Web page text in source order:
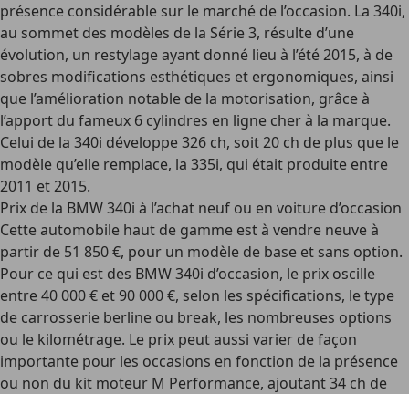
présence considérable sur le marché de l’occasion. La 340i,
au sommet des modèles de la Série 3, résulte d’une
évolution, un restylage ayant donné lieu à l’été 2015, à de
sobres modifications esthétiques et ergonomiques, ainsi
que l’amélioration notable de la motorisation, grâce à
l’apport du fameux 6 cylindres en ligne cher à la marque.
Celui de la 340i développe 326 ch, soit 20 ch de plus que le
modèle qu’elle remplace, la 335i, qui était produite entre
2011 et 2015.
Prix de la BMW 340i à l’achat neuf ou en voiture d’occasion
Cette automobile haut de gamme est à vendre neuve à
partir de 51 850 €, pour un modèle de base et sans option.
Pour ce qui est des BMW 340i d’occasion, le prix oscille
entre 40 000 € et 90 000 €, selon les spécifications, le type
de carrosserie berline ou break, les nombreuses options
ou le kilométrage. Le prix peut aussi varier de façon
importante pour les occasions en fonction de la présence
ou non du kit moteur M Performance, ajoutant 34 ch de